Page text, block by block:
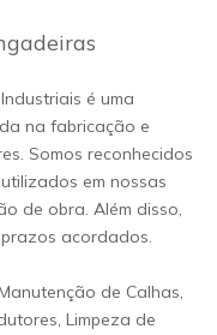
é uma
na fabricação e
Somos reconhecidos
em nossas
de obra. Além disso,
acordados.
de Calhas,
Limpeza de